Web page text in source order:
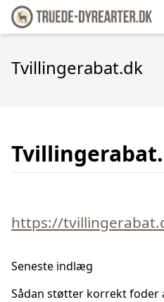
Tvillingerabat.dk
https://
Seneste indlæg
Sådan støtter korrekt foder